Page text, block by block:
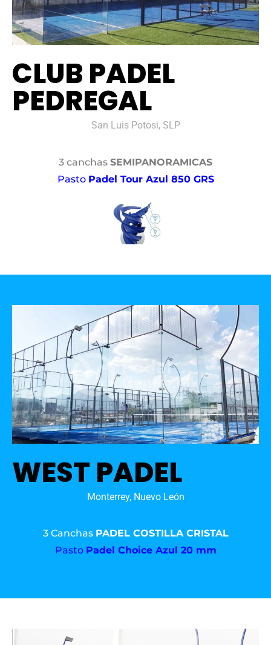
CLUB PADEL
PEDREGAL
San Luis Potosi, SLP
3 canchas SEMIPANORAMICAS
Pasto Padel Tour Azul 850 GRS
WEST PADEL
Monterrey, Nuevo León
3 Canchas PADEL COSTILLA CRISTAL
Pasto Padel Choice Azul 20 mm